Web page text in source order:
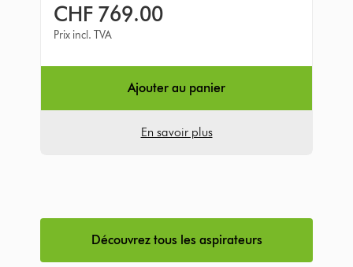
out
of
from
CHF 769.00
Prix incl. TVA
Ajouter au panier
En savoir plus
Découvrez tous les aspirateurs